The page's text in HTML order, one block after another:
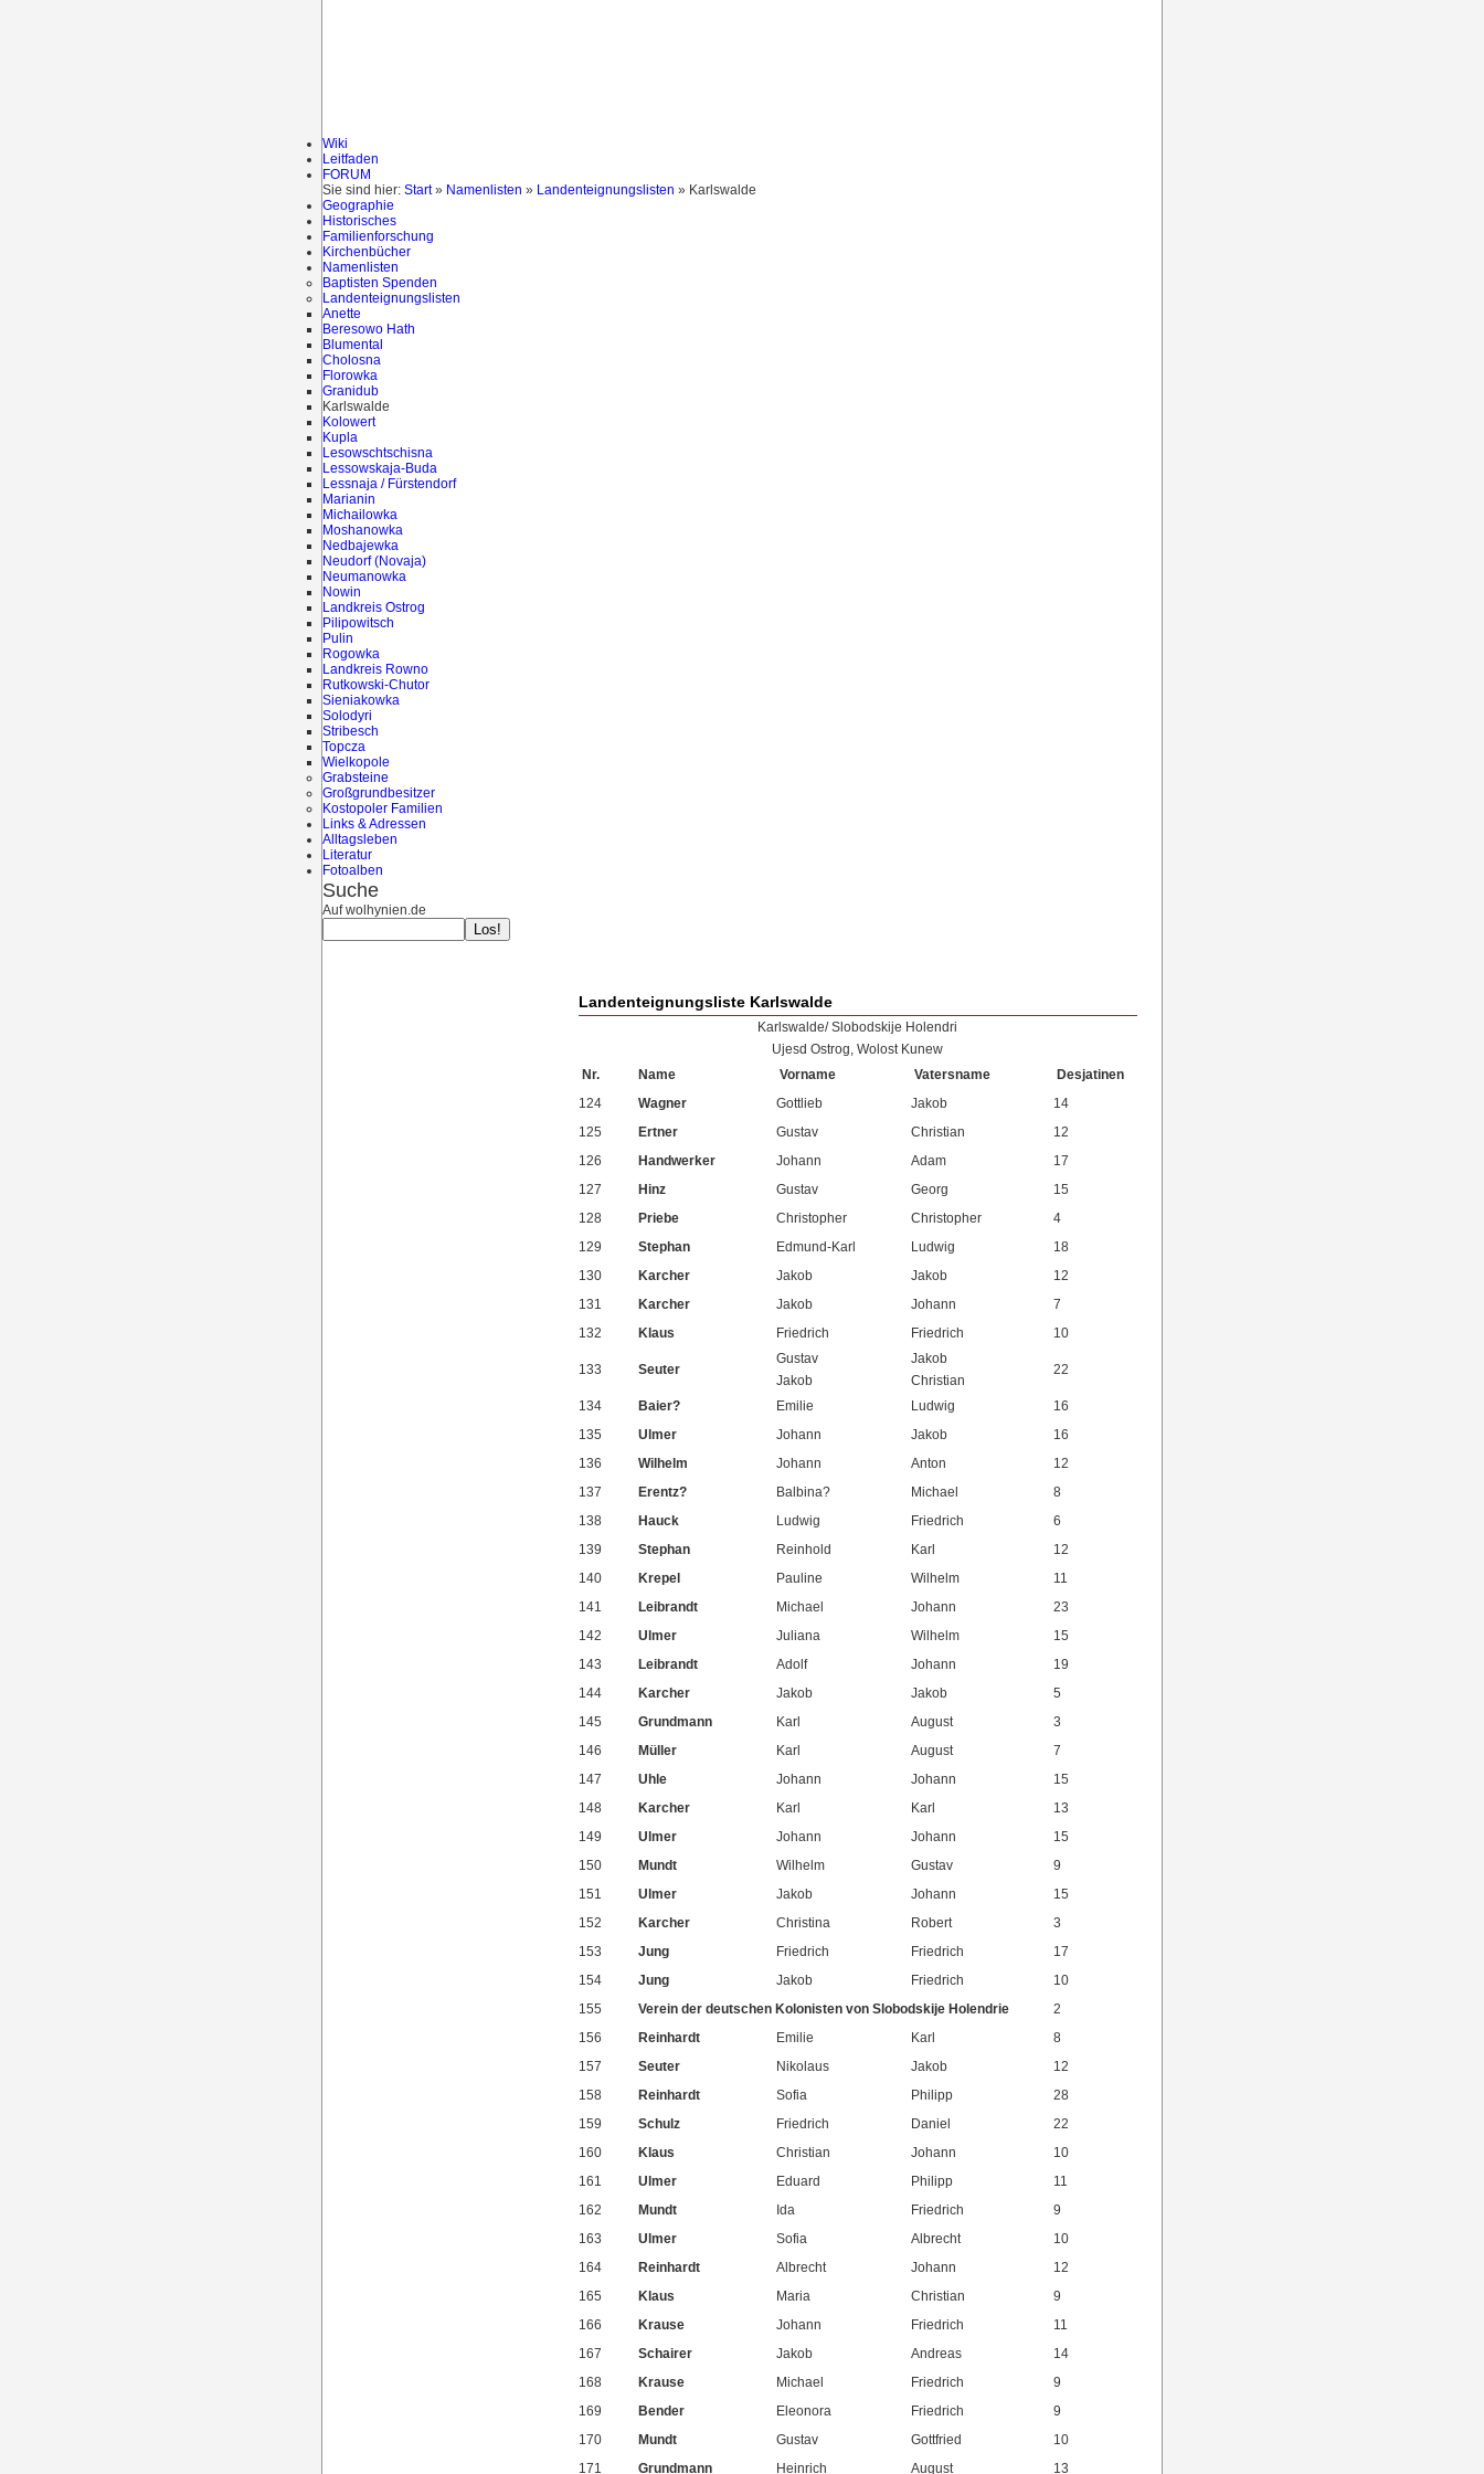
Wiki
Leitfaden
FORUM
Sie sind hier: Start» Namenlisten » Landenteignungslisten » Karlswalde
Geographie
Historisches
Familienforschung
Kirchenbücher
Namenlisten
Baptisten Spenden
Landenteignungslisten
Anette
Beresowo Hath
Blumental
Cholosna
Florowka
Granidub
Karlswalde
Kolowert
Kupla
Lesowschtschisna
Lessowskaja-Buda
Lessnaja / Fürstendorf
Marianin
Michailowka
Moshanowka
Nedbajewka
Neudorf (Novaja)
Neumanowka
Nowin
Landkreis Ostrog
Pilipowitsch
Pulin
Rogowka
Landkreis Rowno
Rutkowski-Chutor
Sieniakowka
Solodyri
Stribesch
Topcza
Wielkopole
Grabsteine
Großgrundbesitzer
Kostopoler Familien
Links & Adressen
Alltagsleben
Literatur
Fotoalben
Suche
Auf wolhynien.de
Landenteignungsliste Karlswalde
Karlswalde/ Slobodskije Holendri
Ujesd Ostrog, Wolost Kunew
Nr.
Name Vorname Vatersname
Desjatinen
124
Wagner Gottlieb Jakob
14
125
Ertner Gustav Christian
12
126
Handwerker Johann Adam
17
127
Hinz Gustav Georg
15
128
Priebe Christopher Christopher
4
129
Stephan Edmund-Karl Ludwig
18
130
Karcher Jakob Jakob
12
131
Karcher Jakob Johann
7
132
Klaus Friedrich Friedrich 10
133 Seuter
Gustav
Jakob
Jakob
Christian
22
134 Baier? Emilie Ludwig
16
135
Ulmer Johann Jakob
16
136
Wilhelm Johann Anton
12
137
Erentz? Balbina? Michael
8
138
Hauck Ludwig Friedrich
6
139
Stephan Reinhold Karl
12
140
Krepel Pauline Wilhelm
11
141
Leibrandt Michael Johann
23
142
Ulmer Juliana Wilhelm
15
143
Leibrandt Adolf Johann
19
144
Karcher Jakob Jakob
5
145
Grundmann Karl August
3
146
Müller Karl August
7
147
Uhle Johann Johann
15
148
Karcher Karl Karl
13
149
Ulmer Johann Johann
15
150
Mundt Wilhelm Gustav
9
151
Ulmer Jakob Johann
15
152
Karcher Christina Robert
3
153
Jung Friedrich Friedrich
17
154
Jung Jakob Friedrich
10
155
Verein der deutschen Kolonisten von Slobodskije Holendrie
2
156
Reinhardt Emilie Karl
8
157
Seuter Nikolaus Jakob
12
158
Reinhardt Sofia Philipp
28
159
Schulz Friedrich Daniel
22
160
Klaus Christian Johann
10
161
Ulmer Eduard Philipp
11
162
Mundt Ida Friedrich
9
163
Ulmer Sofia Albrecht
10
164
Reinhardt Albrecht Johann
12
165
Klaus Maria Christian
9
166
Krause Johann Friedrich
11
167
Schairer Jakob Andreas
14
168
Krause Michael Friedrich
9
169
Bender Eleonora Friedrich
9
170
Mundt Gustav Gottfried
10
171
Grundmann Heinrich August 13